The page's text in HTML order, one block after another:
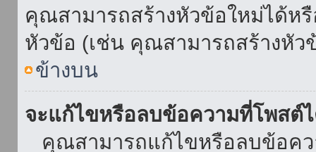
คุณสามารถสร้างหัวข้อใหม่ได้ห
หัวข้อ (เช่น คุณสามารถสร้างหั
ข้างบน
จะแก้ไขหรือลบข้อความที่โพสต์ไ
คุณสามารถแก้ไขหรือลบข้อคว